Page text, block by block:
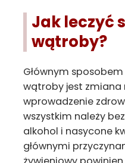
Jak leczyć
wątroby?
Głównym
wątroby jest zmiana
wprowadzenie
wszystkim należy
alkohol i nasycone
głównymi